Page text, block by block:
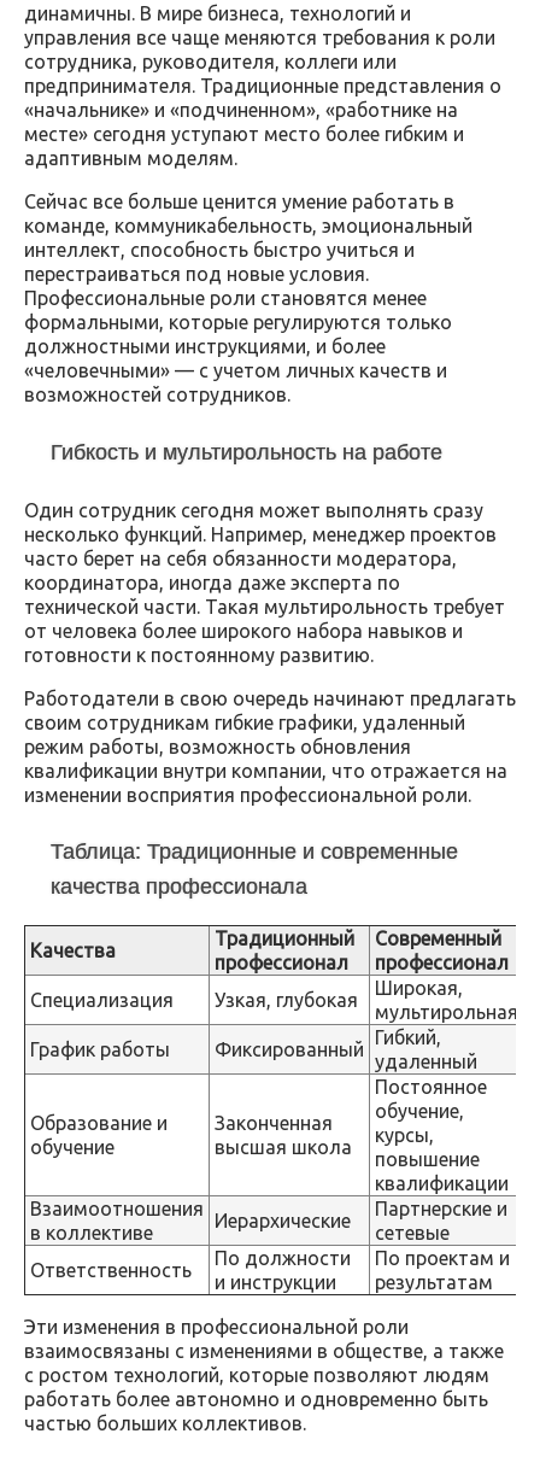
динамичны. В мире бизнеса, технологий и
управления все чаще меняются требования к роли
сотрудника, руководителя, коллеги или
предпринимателя. Традиционные представления о
«начальнике» и «подчиненном», «работнике на
месте» сегодня уступают место более гибким и
адаптивным моделям.
Сейчас все больше ценится умение работать в
команде, коммуникабельность, эмоциональный
интеллект, способность быстро учиться и
перестраиваться под новые условия.
Профессиональные роли становятся менее
формальными, которые регулируются только
должностными инструкциями, и более
«человечными» — с учетом личных качеств и
возможностей сотрудников.
Гибкость и мультирольность на работе
Один сотрудник сегодня может выполнять сразу
несколько функций. Например, менеджер проектов
часто берет на себя обязанности модератора,
координатора, иногда даже эксперта по
технической части. Такая мультирольность требует
от человека более широкого набора навыков и
готовности к постоянному развитию.
Работодатели в свою очередь начинают предлагать
своим сотрудникам гибкие графики, удаленный
режим работы, возможность обновления
квалификации внутри компании, что отражается на
изменении восприятия профессиональной роли.
Таблица: Традиционные и современные
качества профессионала
Качества
Традиционный
профессионал
Современный
профессионал
Специализация
Узкая, глубокая
Широкая,
мультирольная
График работы
Фиксированный
Гибкий,
удаленный
Образование и
обучение
Законченная
высшая школа
Постоянное
обучение,
курсы,
повышение
квалификации
Взаимоотношения
в коллективе
Иерархические
Партнерские и
сетевые
Ответственность
По должности
и инструкции
По проектам и
результатам
Эти изменения в профессиональной роли
взаимосвязаны с изменениями в обществе, а также
с ростом технологий, которые позволяют людям
работать более автономно и одновременно быть
частью больших коллективов.